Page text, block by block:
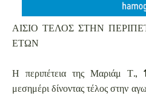
ΑΙΣΙΟ ΤΕΛΟΣ ΣΤΗΝ
ΕΤΩΝ
Η περιπέτεια της Μαριάμ Τ.,
μεσημέρι δίνοντας τέλος στην